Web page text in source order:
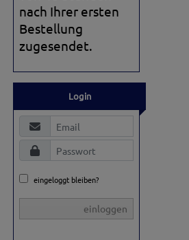
nach Ihrer ersten
Bestellung
zugesendet.
Login
eingeloggt bleiben?
einloggen